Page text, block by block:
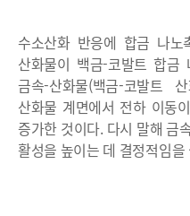
수소산화 반응에 합금 나
산화물이 백금-코발트 합금
금속-산화물(백금-코발트
산화물 계면에서 전하 이동
증가한 것이다. 다시 말해 금
활성을 높이는 데 결정적임